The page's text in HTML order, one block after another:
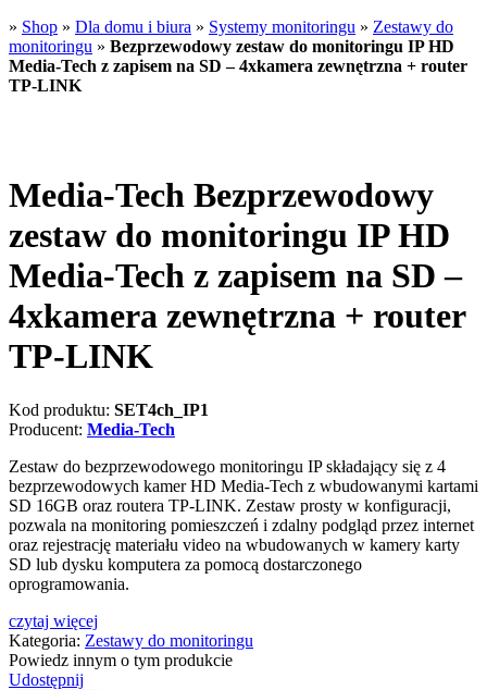
» Shop » Dla domu i biura » Systemy monitoringu » Zestawy do
monitoringu » Bezprzewodowy zestaw do monitoringu IP HD
Media-Tech z zapisem na SD – 4xkamera zewnętrzna + router
TP-LINK
Media-Tech Bezprzewodowy
zestaw do monitoringu IP HD
Media-Tech z zapisem na SD –
4xkamera zewnętrzna + router
TP-LINK
Kod produktu: SET4ch_IP1
Producent: Media-Tech
Zestaw do bezprzewodowego monitoringu IP składający się z 4
bezprzewodowych kamer HD Media-Tech z wbudowanymi kartami
SD 16GB oraz routera TP-LINK. Zestaw prosty w konfiguracji,
pozwala na monitoring pomieszczeń i zdalny podgląd przez internet
oraz rejestrację materiału video na wbudowanych w kamery karty
SD lub dysku komputera za pomocą dostarczonego
oprogramowania.
czytaj więcej
Kategoria: Zestawy do monitoringu
Powiedz innym o tym produkcie
Udostępnij